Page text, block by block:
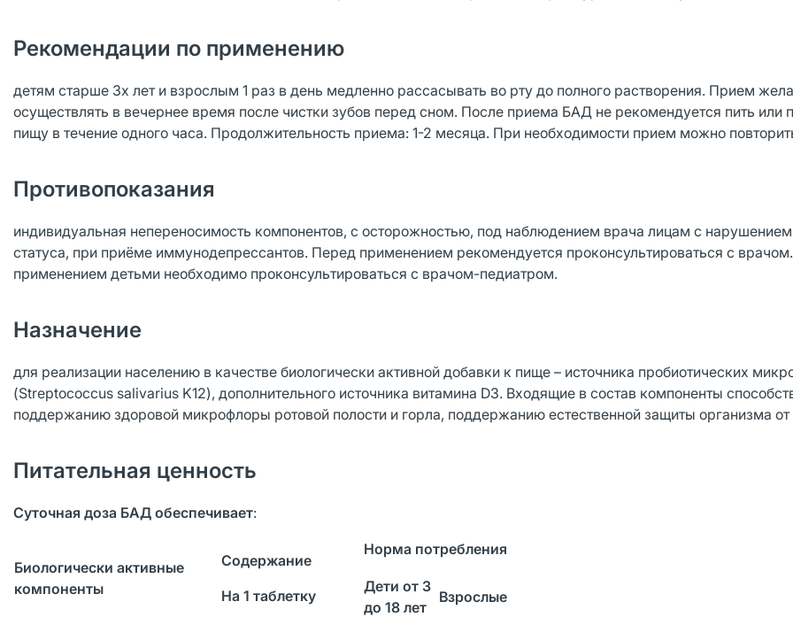
Рекомендации по применению
детям старше 3х лет и взрослым 1 раз в день медленно рассасывать во рту до полного растворения. Прием
осуществлять в вечернее время после чистки зубов перед сном. После приема БАД не рекомендуется пить или
пищу в течение одного часа. Продолжительность приема: 1-2 месяца. При необходимости прием можно
Противопоказания
индивидуальная непереносимость компонентов, с осторожностью, под наблюдением врача лицам с
статуса, при приёме иммунодепрессантов. Перед применением рекомендуется проконсультироваться с
применением детьми необходимо проконсультироваться с врачом-педиатром.
Назначение
для реализации населению в качестве биологически активной добавки к пище – источника пробиотических
(Streptococcus salivarius K12), дополнительного источника витамина D3. Входящие в состав компоненты
поддержанию здоровой микрофлоры ротовой полости и горла, поддержанию естественной защиты организма от
Питательная ценность
Суточная доза БАД обеспечивает:
Биологически активные
компоненты
Содержание
На 1 таблетку
Норма потребления
Дети от 3
до 18 лет
Взрослые